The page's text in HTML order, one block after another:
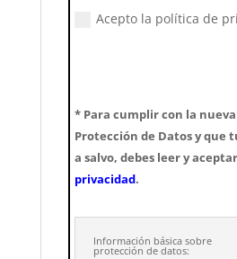
Acepto la política de
* Para cumplir con la nueva
Protección de Datos y que
a salvo, debes leer y
privacidad.
Información básica sobre
protección de datos: